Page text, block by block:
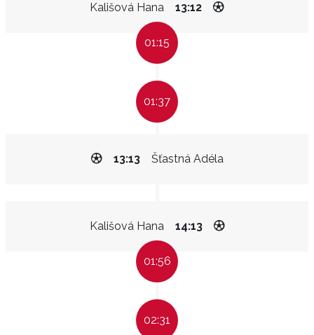
Kališová Hana 13:12
01:15
01:37
Šťastná Adéla
13:13
Kališová Hana 14:13
01:56
02:31